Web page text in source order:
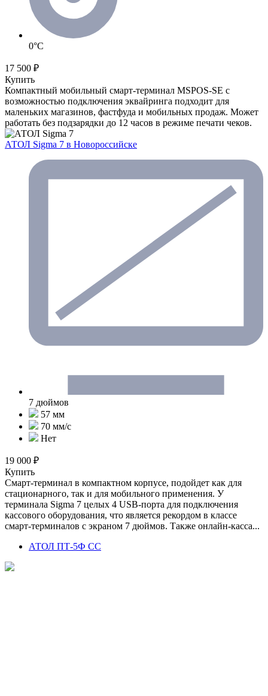
0°C
17 500 ₽
Купить
Компактный мобильный смарт-терминал MSPOS-SE с
возможностью подключения эквайринга подходит для
маленьких магазинов, фастфуда и мобильных продаж. Может
работать без подзарядки до 12 часов в режиме печати чеков.
АТОЛ Sigma 7 в Новороссийске
7 дюймов
57 мм
70 мм/с
Нет
19 000 ₽
Купить
Смарт-терминал в компактном корпусе, подойдет как для
стационарного, так и для мобильного применения. У
терминала Sigma 7 целых 4 USB-порта для подключения
кассового оборудования, что является рекордом в классе
смарт-терминалов с экраном 7 дюймов. Также онлайн-касса...
АТОЛ ПТ-5Ф СС